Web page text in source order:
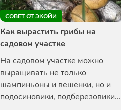
СОВЕТ ОТ ЭКОЙИ
Как вырастить грибы на
садовом участке
На садовом участке можно
выращивать не только
шампиньоны и вешенки, но и
подосиновики, подберезовики...